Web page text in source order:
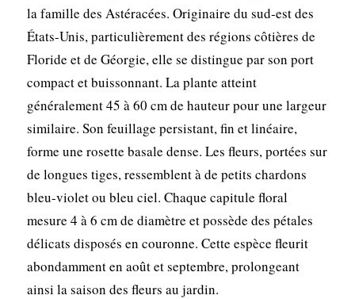
la famille des Astéracées. Originaire du sud-est des
États-Unis, particulièrement des régions côtières de
Floride et de Géorgie, elle se distingue par son port
compact et buissonnant. La plante atteint
généralement 45 à 60 cm de hauteur pour une largeur
similaire. Son feuillage persistant, fin et linéaire,
forme une rosette basale dense. Les fleurs, portées sur
de longues tiges, ressemblent à de petits chardons
bleu-violet ou bleu ciel. Chaque capitule floral
mesure 4 à 6 cm de diamètre et possède des pétales
délicats disposés en couronne. Cette espèce fleurit
abondamment en août et septembre, prolongeant
ainsi la saison des fleurs au jardin.